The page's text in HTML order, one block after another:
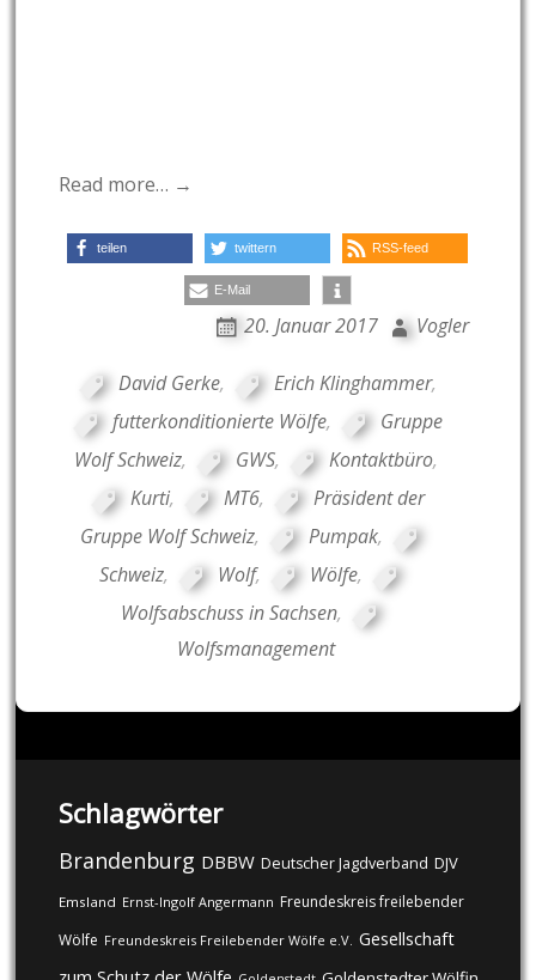
Read more… →
teilen twittern RSS-feed
E-Mail
20. Januar 2017 Vogler
David Gerke, Erich Klinghammer,
futterkonditionierte Wölfe,
Gruppe
Wolf Schweiz, GWS, Kontaktbüro,
Kurti, MT6,
Präsident der
Gruppe Wolf Schweiz, Pumpak,
Schweiz, Wolf, Wölfe,
Wolfsabschuss in Sachsen,
Wolfsmanagement
Schlagwörter
Brandenburg DBBW Deutscher Jagdverband DJV
Emsland Ernst-Ingolf Angermann Freundeskreis freilebender
Wölfe Freundeskreis Freilebender Wölfe e.V. Gesellschaft